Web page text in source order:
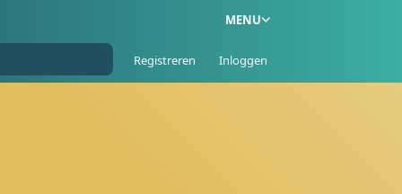
MENU
Registreren Inloggen